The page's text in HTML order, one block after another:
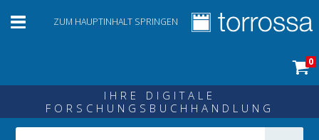
ZUM HAUPTINHALT SPRINGEN
0
IHRE DIGITALE
FORSCHUNGSBUCHHANDLUNG